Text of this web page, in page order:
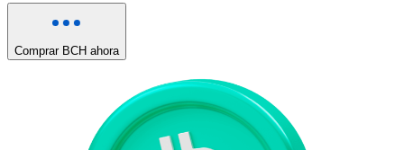
Comprar BCH ahora